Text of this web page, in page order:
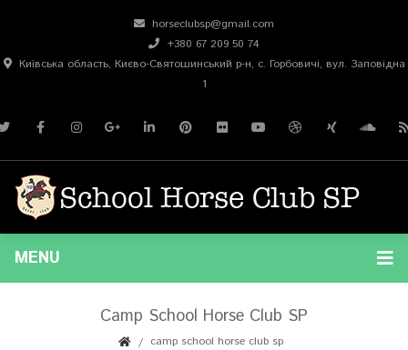
horseclubsp@gmail.com
+380 67 209 50 74
Київська область, Києво-Святошинський р-н, с. Горбовичі, вул. Заповідна
1
MENU
Camp School Horse Club SP
camp school horse club sp